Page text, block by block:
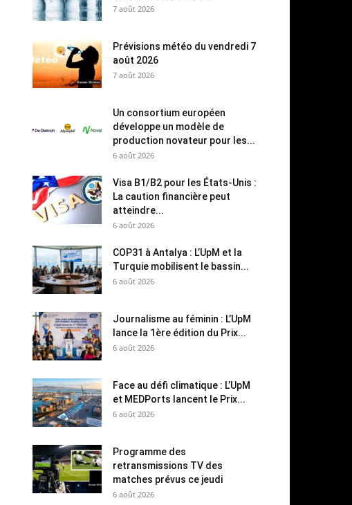
7 août 2026
Prévisions météo du vendredi 7
août 2026
7 août 2026
Un consortium européen
développe un modèle de
production novateur pour les...
6 août 2026
Visa B1/B2 pour les États-Unis :
La caution financière peut
atteindre...
6 août 2026
COP31 à Antalya : L’UpM et la
Turquie mobilisent le bassin...
6 août 2026
Journalisme au féminin : L’UpM
lance la 1ère édition du Prix...
6 août 2026
Face au défi climatique : L’UpM
et MEDPorts lancent le Prix...
6 août 2026
Programme des
retransmissions TV des
matches prévus ce jeudi
6 août 2026